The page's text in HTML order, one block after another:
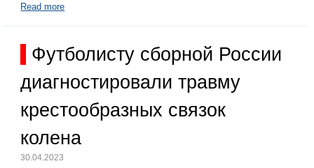
Read more
Футболисту сборной России
диагностировали травму
крестообразных связок
колена
30.04.2023